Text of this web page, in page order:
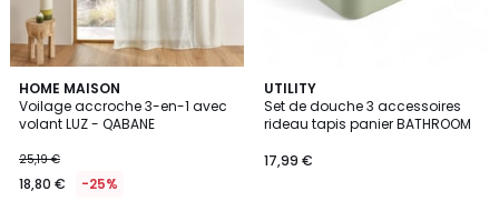
HOME MAISON
Voilage accroche 3-en-1 avec
volant LUZ - QABANE
25,19 €
18,80 € -25%
UTILITY
Set de douche 3 accessoires
rideau tapis panier BATHROOM
17,99 €